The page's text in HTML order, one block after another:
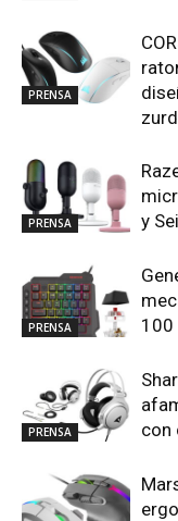
PRENSA
PRENSA
y
PRENSA
100
PRENSA
con